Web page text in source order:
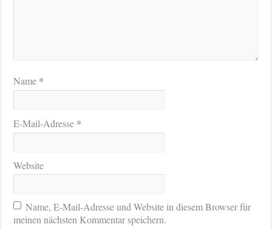
Name *
E-Mail-Adresse *
Website
Name, E-Mail-Adresse und Website in diesem Browser für
meinen nächsten Kommentar speichern.